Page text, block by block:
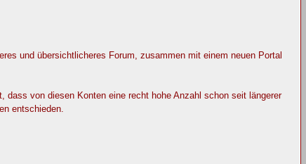
und übersichtlicheres Forum, zusammen mit einem neuen Portal
von diesen Konten eine recht hohe Anzahl schon seit längerer
entschieden.